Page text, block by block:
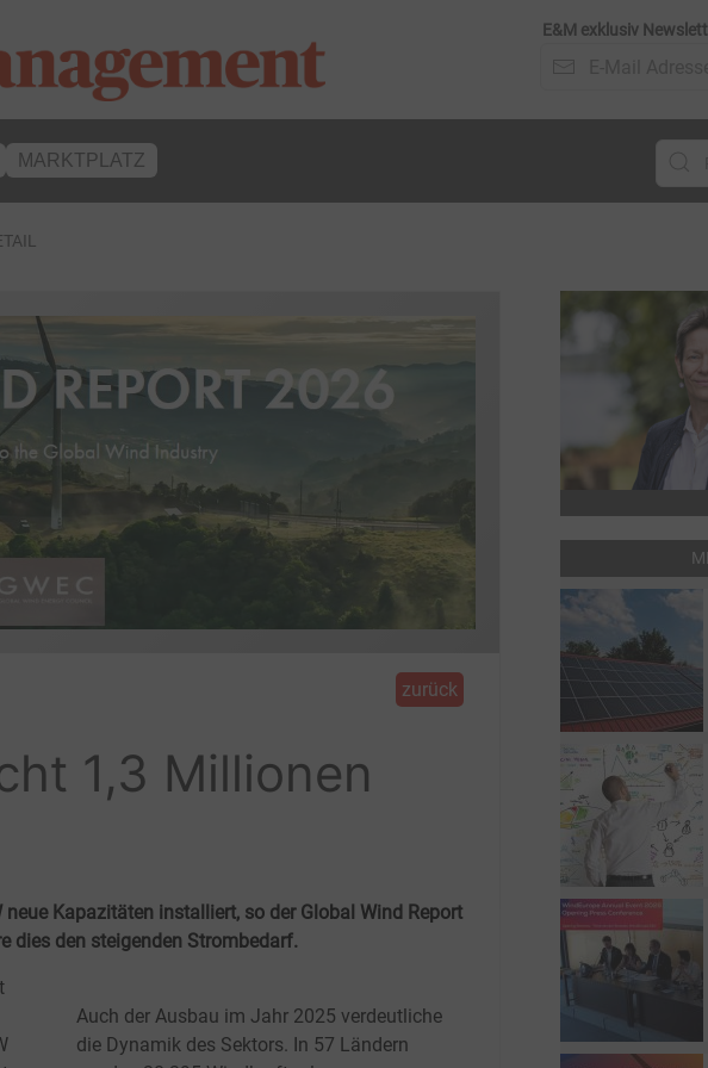
E&M exklusiv
MARKTPLATZ
zurück
1,3 Millionen
Kapazitäten installiert, so der Global Wind Report
dies den steigenden Strombedarf.
Auch der Ausbau im Jahr 2025 verdeutliche
die Dynamik des Sektors. In 57 Ländern